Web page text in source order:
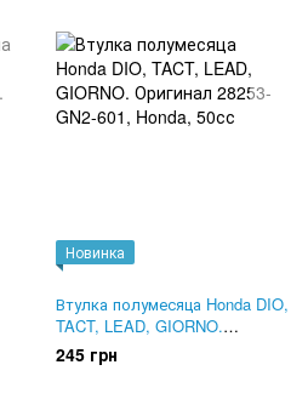
Новинка
Втулка полумесяца Honda DIO,
TACT, LEAD, GIORNO.
Оригинал 28253-GN2-601
245 грн